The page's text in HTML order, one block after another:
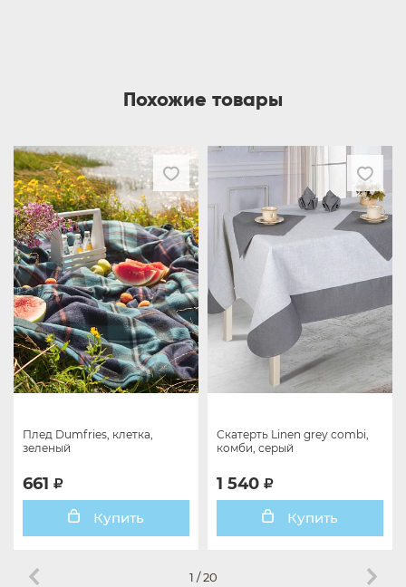
Похожие товары
Плед Dumfries, клетка,
зеленый
661
Купить
Скатерть Linen grey combi,
комби, серый
1 540
Купить
1 /20